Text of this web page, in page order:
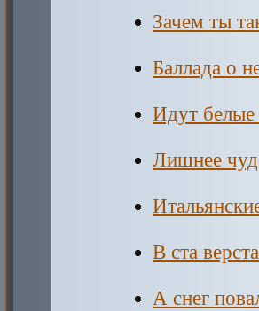
Зачем ты
Баллада о
Идут белые
Лишнее
В ста
А снег